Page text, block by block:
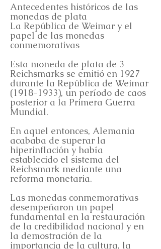
Antecedentes históricos de las
monedas de plata
La República de Weimar y el
papel de las monedas
conmemorativas
Esta moneda de plata de 3
Reichsmarks se emitió en 1927
durante la República de Weimar
(1918-1933), un período de caos
posterior a la Primera Guerra
Mundial.
En aquel entonces, Alemania
acababa de superar la
hiperinflación y había
establecido el sistema del
Reichsmark mediante una
reforma monetaria.
Las monedas conmemorativas
desempeñaron un papel
fundamental en la restauración
de la credibilidad nacional y en
la demostración de la
importancia de la cultura, la